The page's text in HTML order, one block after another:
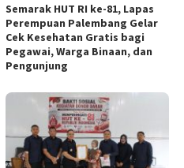
Semarak HUT RI ke-81, Lapas
Perempuan Palembang Gelar
Cek Kesehatan Gratis bagi
Pegawai, Warga Binaan, dan
Pengunjung